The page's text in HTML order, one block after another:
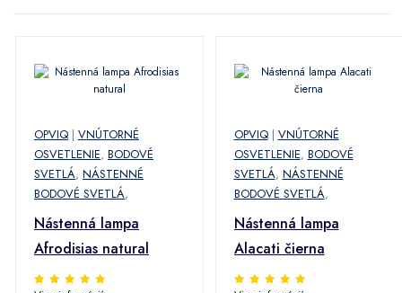
OPVIQ | VNÚTORNÉ
OSVETLENIE, BODOVÉ
SVETLÁ, NÁSTENNÉ
BODOVÉ SVETLÁ,
Nástenná lampa
Afrodisias natural
OPVIQ| VNÚTORNÉ
OSVETLENIE, BODOVÉ
SVETLÁ, NÁSTENNÉ
BODOVÉ SVETLÁ,
Nástenná lampa
Alacati čierna